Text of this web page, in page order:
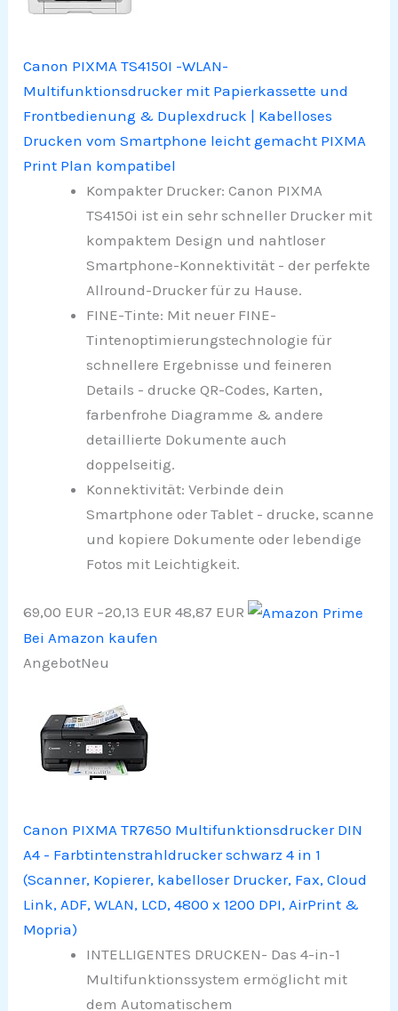
Canon PIXMA TS4150I -WLAN-
Multifunktionsdrucker mit Papierkassette und
Frontbedienung & Duplexdruck | Kabelloses
Drucken vom Smartphone leicht gemacht PIXMA
Print Plan kompatibel
Kompakter Drucker: Canon PIXMA
TS4150i ist ein sehr schneller Drucker mit
kompaktem Design und nahtloser
Smartphone-Konnektivität - der perfekte
Allround-Drucker für zu Hause.
FINE-Tinte: Mit neuer FINE-
Tintenoptimierungstechnologie für
schnellere Ergebnisse und feineren
Details - drucke QR-Codes, Karten,
farbenfrohe Diagramme & andere
detaillierte Dokumente auch
doppelseitig.
Konnektivität: Verbinde dein
Smartphone oder Tablet - drucke, scanne
und kopiere Dokumente oder lebendige
Fotos mit Leichtigkeit.
69,00 EUR −20,13 EUR 48,87 EUR
Bei Amazon kaufen
AngebotNeu
Canon PIXMA TR7650 Multifunktionsdrucker DIN
A4 - Farbtintenstrahldrucker schwarz 4 in 1
(Scanner, Kopierer, kabelloser Drucker, Fax, Cloud
Link, ADF, WLAN, LCD, 4800 x 1200 DPI, AirPrint &
Mopria)
INTELLIGENTES DRUCKEN- Das 4-in-1
Multifunktionssystem ermöglicht mit
dem Automatischem